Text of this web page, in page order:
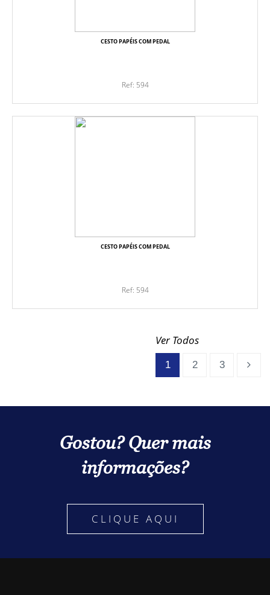
CESTO PAPÉIS COM PEDAL
Ref: 594
CESTO PAPÉIS COM PEDAL
Ref: 594
Ver Todos
1 2 3
Gostou? Quer mais
informações?
CLIQUE AQUI